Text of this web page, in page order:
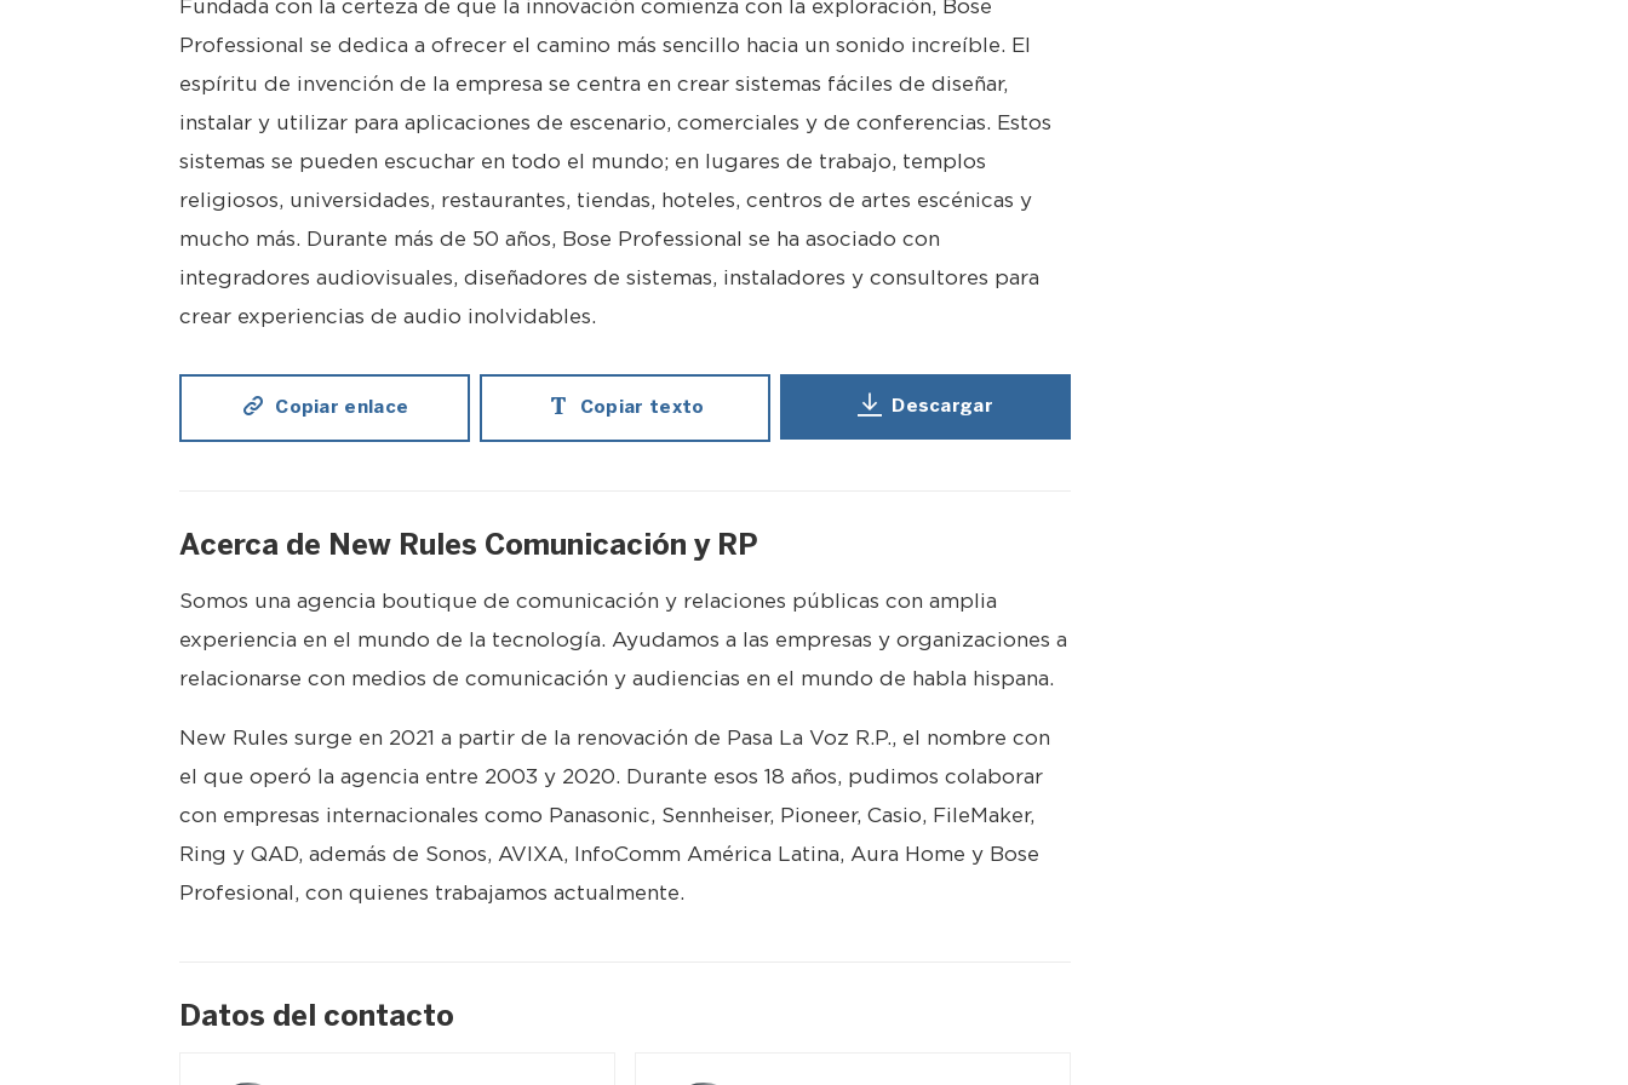
Fundada con la certeza de que la innovación comienza con la exploración, Bose
Professional se dedica a ofrecer el camino más sencillo hacia un sonido increíble. El
espíritu de invención de la empresa se centra en crear sistemas fáciles de diseñar,
instalar y utilizar para aplicaciones de escenario, comerciales y de conferencias. Estos
sistemas se pueden escuchar en todo el mundo; en lugares de trabajo, templos
religiosos, universidades, restaurantes, tiendas, hoteles, centros de artes escénicas y
mucho más. Durante más de 50 años, Bose Professional se ha asociado con
integradores audiovisuales, diseñadores de sistemas, instaladores y consultores para
crear experiencias de audio inolvidables.
Copiar enlace Copiar texto Descargar
Acerca de New Rules Comunicación y RP
Somos una agencia boutique de comunicación y relaciones públicas con amplia
experiencia en el mundo de la tecnología. Ayudamos a las empresas y organizaciones a
relacionarse con medios de comunicación y audiencias en el mundo de habla hispana.
New Rules surge en 2021 a partir de la renovación de Pasa La Voz R.P., el nombre con
el que operó la agencia entre 2003 y 2020. Durante esos 18 años, pudimos colaborar
con empresas internacionales como Panasonic, Sennheiser, Pioneer, Casio, FileMaker,
Ring y QAD, además de Sonos, AVIXA, InfoComm América Latina, Aura Home y Bose
Profesional, con quienes trabajamos actualmente.
Datos del contacto